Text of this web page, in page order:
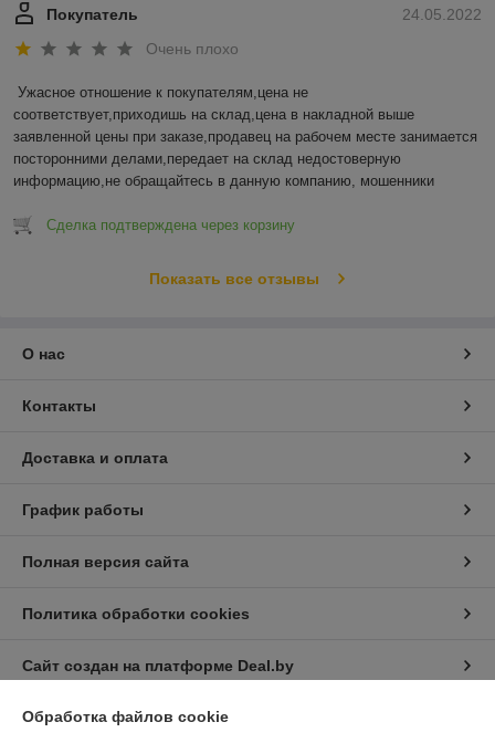
24.05.2022
Покупатель
Очень плохо
Ужасное отношение к покупателям,цена не
соответствует,приходишь на склад,цена в накладной выше
заявленной цены при заказе,продавец на рабочем месте занимается
посторонними делами,передает на склад недостоверную
информацию,не обращайтесь в данную компанию, мошенники
Сделка подтверждена через корзину
Показать все отзывы
О нас
Контакты
Доставка и оплата
График работы
Полная версия сайта
Политика обработки cookies
Сайт создан на платформе Deal.by
Обработка файлов cookie